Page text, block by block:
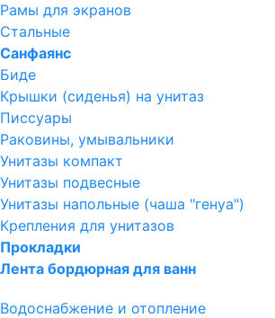
Рамы для экранов
Стальные
Санфаянс
Биде
Крышки (сиденья) на унитаз
Писсуары
Раковины, умывальники
Унитазы компакт
Унитазы подвесные
Унитазы напольные (чаша "генуа")
Крепления для унитазов
Прокладки
Лента бордюрная для ванн
Водоснабжение и отопление